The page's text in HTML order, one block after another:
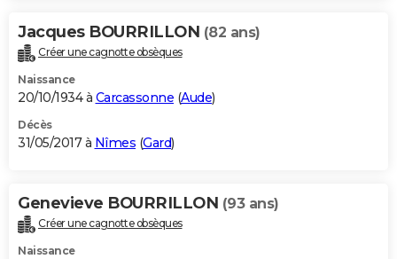
Jacques BOURRILLON (82 ans)
Créer une cagnotte obsèques
Naissance
20/10/1934 à Carcassonne (Aude)
Décès
31/05/2017 à Nîmes (Gard)
Genevieve BOURRILLON (93 ans)
Créer une cagnotte obsèques
Naissance